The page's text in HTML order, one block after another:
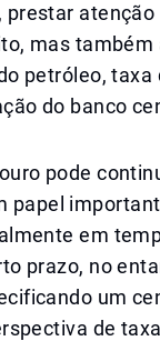
atenção
mas também
petróleo, taxa
do banco
pode
papel
em
prazo, no
um
de